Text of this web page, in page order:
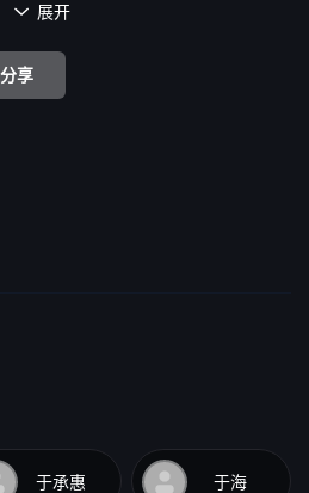
饰）。 王仁则的侍卫长遇见牧羊女
现。在救白无瑕逃生的过程中，觉远
其回到少林寺后更加刻苦练功。后
 展开
分享
于承惠 于海